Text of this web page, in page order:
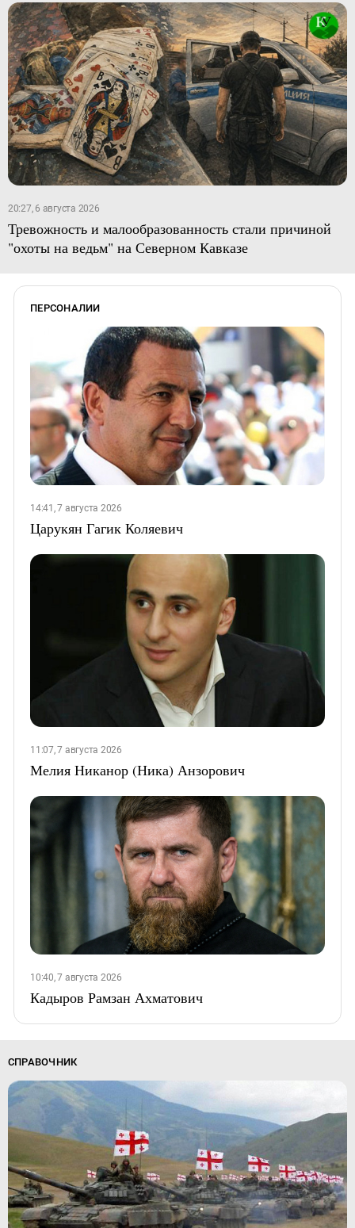
20:27, 6 августа 2026
Тревожность и малообразованность стали причиной
"охоты на ведьм" на Северном Кавказе
ПЕРСОНАЛИИ
14:41, 7 августа 2026
Царукян Гагик Коляевич
11:07, 7 августа 2026
Мелия Никанор (Ника) Анзорович
10:40, 7 августа 2026
Кадыров Рамзан Ахматович
СПРАВОЧНИК